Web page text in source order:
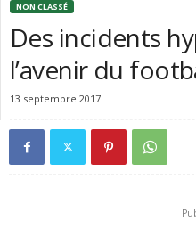
NON CLASSÉ
Des incidents
l’avenir du
13 septembre 2017